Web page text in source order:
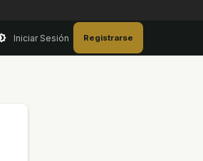
Iniciar Sesión Registrarse